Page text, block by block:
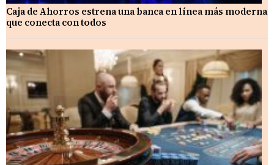
Caja de Ahorros estrena una banca en línea más moderna
que conecta con todos